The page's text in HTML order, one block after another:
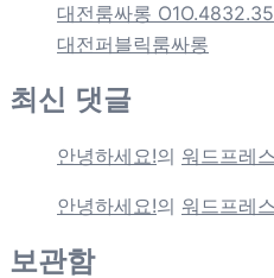
대전룸싸롱
대전퍼블릭룸싸롱
최신 댓글
안녕하세요!의 워드프레
안녕하세요!의 워드프레
보관함